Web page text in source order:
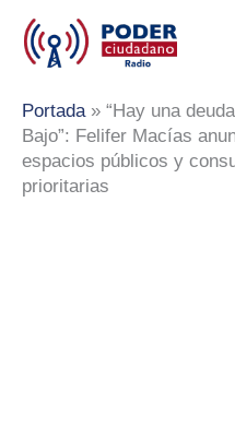
contenido
Portada» “Hay una
Bajo”: Felifer Macías
espacios públicos y
prioritarias